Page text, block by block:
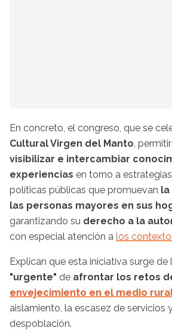
En concreto, el congreso, que se
Cultural Virgen del Manto,
visibilizar e intercambiar
experiencias en torno a
políticas públicas que promuevan la
las personas mayores en sus
garantizando su derecho a la
con especial atención a los
Explican que esta iniciativa surge de
"urgente" de afrontar los retos
envejecimiento en el medio
aislamiento, la escasez de servicios
despoblación.